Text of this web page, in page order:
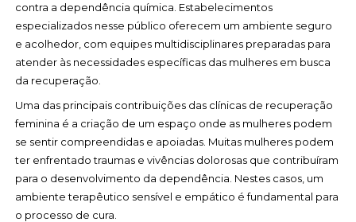
contra a dependência química. Estabelecimentos
especializados nesse público oferecem um ambiente seguro
e acolhedor, com equipes multidisciplinares preparadas para
atender às necessidades específicas das mulheres em busca
da recuperação.
Uma das principais contribuições das clínicas de recuperação
feminina é a criação de um espaço onde as mulheres podem
se sentir compreendidas e apoiadas. Muitas mulheres podem
ter enfrentado traumas e vivências dolorosas que contribuíram
para o desenvolvimento da dependência. Nestes casos, um
ambiente terapêutico sensível e empático é fundamental para
o processo de cura.